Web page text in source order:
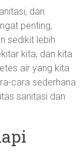
dan
penting,
sedikit lebih
kita, dan kita
air yang kita
cara sederhana
sanitasi dan